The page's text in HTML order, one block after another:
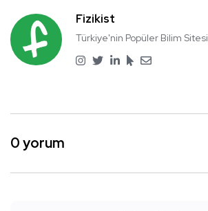
Fizikist
Türkiye'nin Popüler Bilim Sitesi
0 yorum